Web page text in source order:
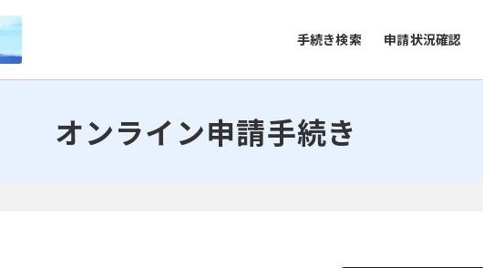
手続き検索 申請状況確認
オンライン申請手続き